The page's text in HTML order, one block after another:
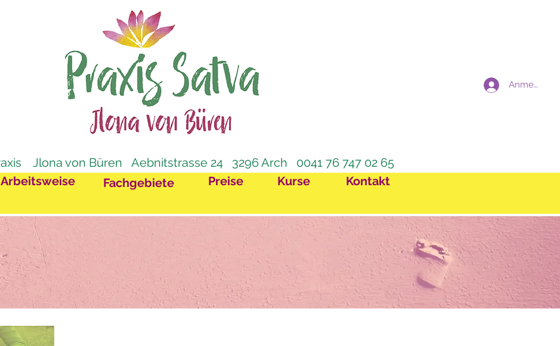
Anmelden
Jlona von Büren Aebnitstrasse 24 3296 Arch 0041 76 747 02 65
Arbeitsweise Fachgebiete Preise Kurse Kontakt